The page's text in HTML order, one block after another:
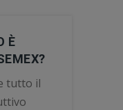
È
tutto il